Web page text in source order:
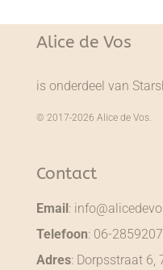
Alice de Vos
is onderdeel van
© 2017-2026 Alice de Vos.
Contact
Email :
Telefoon: 06-
Adres: Dorpsstraat 6,